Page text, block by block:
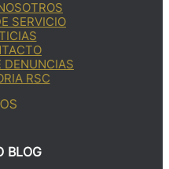
SERVICIO
DENUNCIAS
RSC
BLOG